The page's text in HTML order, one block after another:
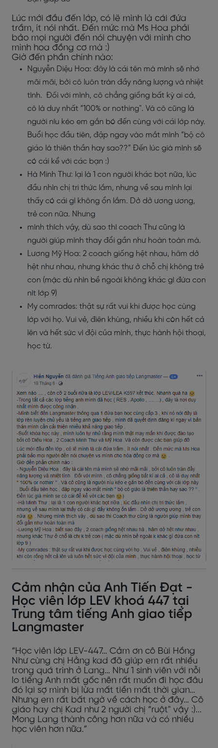
Lúc mới đầu đến lớp, có lẽ mình là cái đứa
trầm, ít nói nhất. Đến mức mà Ms Hoa phải
bảo mọi người đến nói chuyện với mình cho
mình hoa đồng cơ mà :)
Giờ đến phần chính nào:
Nguyễn Diệu Hoa: đây là cái tên mà mình sẽ nhớ
mãi mãi, bởi cô luôn tràn đầy năng lượng và nhiệt
tình. Đối với mình, cô chẳng giống bất kỳ ai cả,
cô là duy nhất “100% or nothing". Và cô cũng là
người níu kéo em gắn bó đến cùng với cái lớp này.
Buổi học đầu tiên, đập ngay vào mắt mình “bộ cô
giáo là thiên thần hay sao??” Đến lúc già mình sẽ
có cái kể với các bạn :)
Hà Minh Thư: lại là 1 con người khác bọt nữa, lúc
đầu nhìn chị tri thức lắm, nhưng về sau mình lại
thấy có cái gì không ổn lắm. Dở dở ương ương,
trẻ con nữa. Nhưng
mình thích vậy, dù sao thì coach Thư cũng là
người giúp mình thay đổi gần như hoàn toàn mà.
Lương Mỹ Hoa: 2 coach giống hệt nhau, hâm dở
hệt như nhau, nhưng khác thư ở chỗ chị không trẻ
con (mặc dù nhìn bề ngoài không khác gì đứa con
nít lớp 9)
My comrades: thật sự rất vui khi được học cùng
lớp với họ. Vui vẻ, điên khùng, nhiều khi còn hết cả
lên và hết sức vì đội của mình, thực hành hội thoại,
học từ.
Cảm nhận của Anh Tiến Đạt -
Học viên lớp LEV khoá 447 tại
Trung tâm tiếng Anh giao tiếp
Langmaster
“Học viên lớp LEV-447… Cảm ơn cô Bùi Hồng
Như cùng chị Hằng kad đã giúp em rất nhiều
trong quá trình ở Lang… Như 1 sinh viên với nỗi
lo tiếng Anh mất gốc nên rất muốn đi học đâu
đó lại sợ mình bị lừa mất tiền mất thời gian…
Nhưng em rất bất ngờ về cách học ở đây… Cô
giáo hay chị Kad như 2 người chị “ruột" vậy :)...
Mong Lang thành công hơn nữa và có nhiều
học viên hơn nữa.”